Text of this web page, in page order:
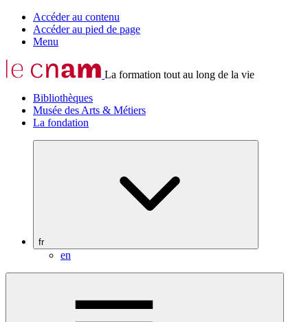
Accéder au contenu
Accéder au pied de page
Menu
La formation tout au long de la vie
Bibliothèques
Musée des Arts & Métiers
La fondation
fr
en